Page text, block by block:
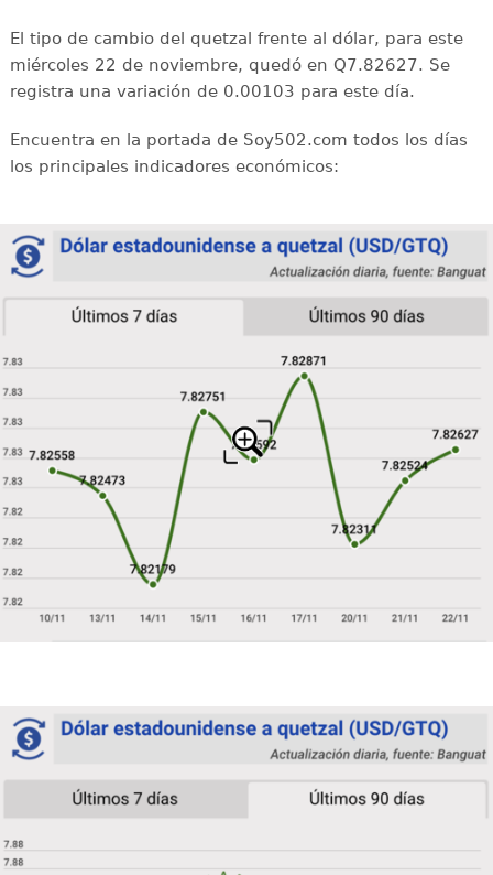
El tipo de cambio del quetzal frente al dólar, para este
miércoles 22 de noviembre, quedó en Q7.82627. Se
registra una variación de 0.00103 para este día.
Encuentra en la portada de Soy502.com todos los días
los principales indicadores económicos: